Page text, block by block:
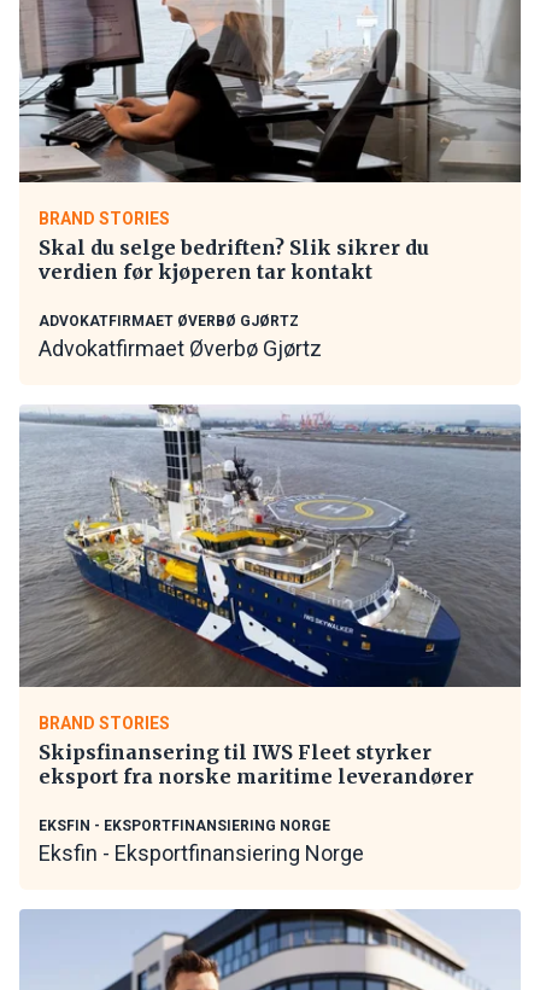
BRAND STORIES
Skal du selge bedriften? Slik sikrer du
verdien før kjøperen tar kontakt
ADVOKATFIRMAET ØVERBØ GJØRTZ
Advokatfirmaet Øverbø Gjørtz
BRAND STORIES
Skipsfinansering til IWS Fleet styrker
eksport fra norske maritime leverandører
EKSFIN - EKSPORTFINANSIERING NORGE
Eksfin - Eksportfinansiering Norge